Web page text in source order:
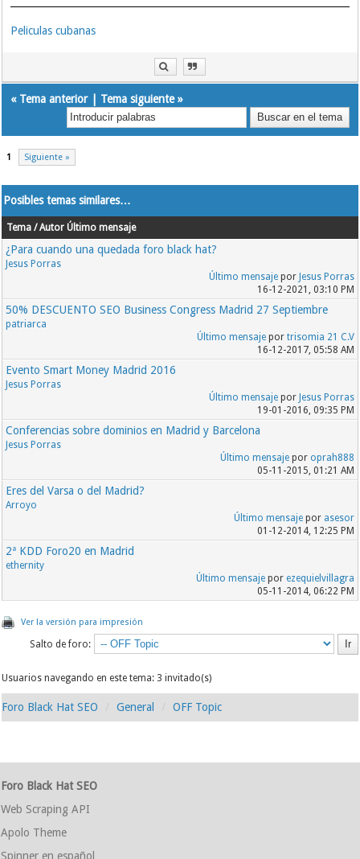
Peliculas cubanas
« Tema anterior| Tema siguiente»
1 Siguiente »
Posibles temas similares…
Tema / Autor Último mensaje
¿Para cuando una quedada foro black hat?
Jesus Porras
Último mensajepor Jesus Porras
16-12-2021, 03:10 PM
50% DESCUENTO SEO Business Congress Madrid 27 Septiembre
patriarca
Último mensajepor trisomia 21 C.V
16-12-2017, 05:58 AM
Evento Smart Money Madrid 2016
Jesus Porras
Último mensajepor Jesus Porras
19-01-2016, 09:35 PM
Conferencias sobre dominios en Madrid y Barcelona
Jesus Porras
Último mensajepor oprah888
05-11-2015, 01:21 AM
Eres del Varsa o del Madrid?
Arroyo
Último mensajepor asesor
01-12-2014, 12:25 PM
2ª KDD Foro20 en Madrid
ethernity
Último mensajepor ezequielvillagra
05-11-2014, 06:22 PM
Ver la versión para impresión
Salto de foro:
Usuarios navegando en este tema: 3 invitado(s)
Foro Black Hat SEO General OFF Topic
Foro Black Hat SEO
Web Scraping API
Apolo Theme
Spinner en español